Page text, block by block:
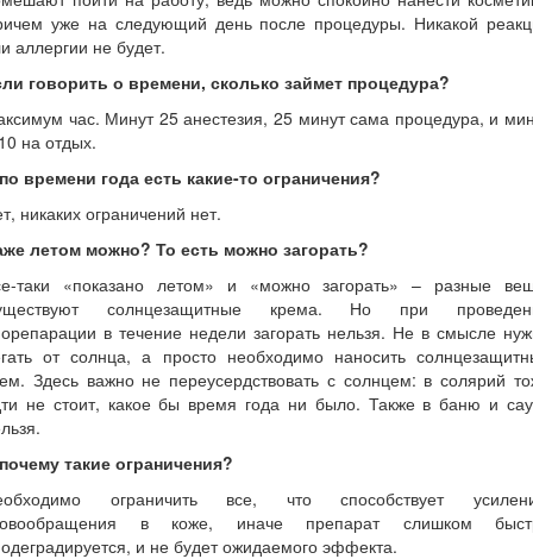
уже на следующий день после процедуры. Никакой
аллергии не будет.
говорить о времени, сколько займет процедура?
час. Минут 25 анестезия, 25 минут сама процедура, и
на отдых.
времени года есть какие-то ограничения?
никаких ограничений нет.
летом можно? То есть можно загорать?
таки «показано летом» и «можно загорать» – разные
солнцезащитные крема. Но при
в течение недели загорать нельзя. Не в смысле
от солнца, а просто необходимо наносить
Здесь важно не переусердствовать с солнцем: в солярий
не стоит, какое бы время года ни было. Также в баню и
такие ограничения?
ограничить все, что способствует
в коже, иначе препарат слишком
и не будет ожидаемого эффекта.